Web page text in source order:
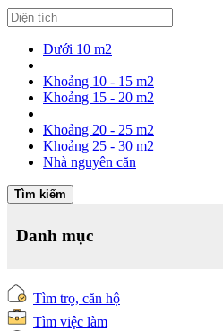
Dưới 10 m2
Khoảng 10 - 15 m2
Khoảng 15 - 20 m2
Khoảng 20 - 25 m2
Khoảng 25 - 30 m2
Nhà nguyên căn
Tìm kiếm
Danh mục
Tìm trọ, căn hộ
Tìm việc làm